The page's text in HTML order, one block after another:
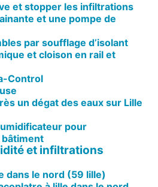
et stopper les infiltrations
et une pompe de
par soufflage d’isolant
et cloison en rail et
Control
un dégat des eaux sur Lille
pour
et infiltrations
dans le nord (59 lille)